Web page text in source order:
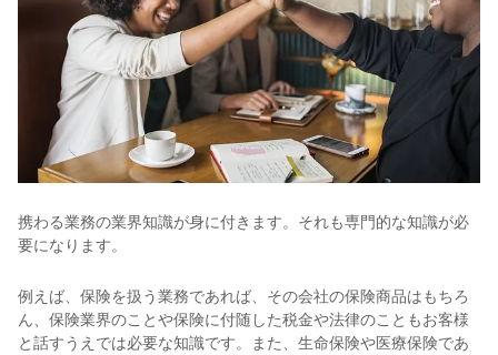
携わる業務の業界知識が身に付きます。それも専門的な知識が必
要になります。
例えば、保険を扱う業務であれば、その会社の保険商品はもちろ
ん、保険業界のことや保険に付随した税金や法律のこともお客様
と話すうえでは必要な知識です。また、生命保険や医療保険であ